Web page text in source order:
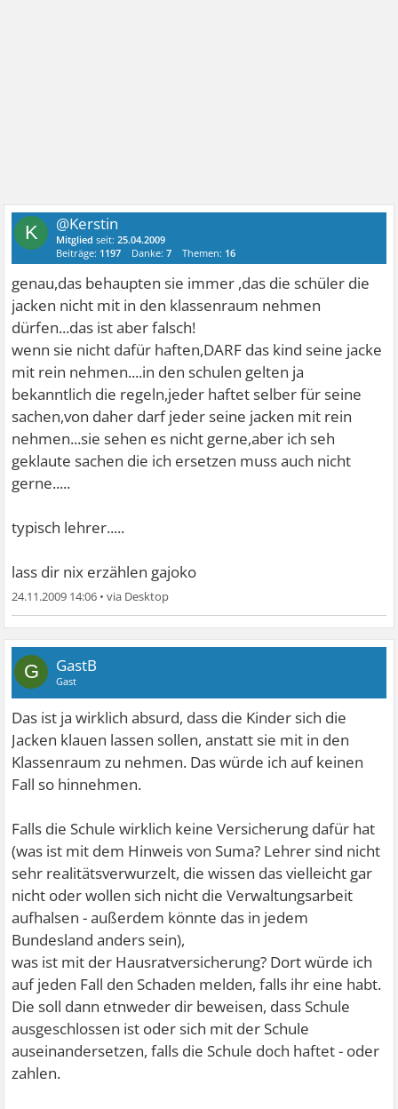
K @Kerstin
Mitglied seit:25.04.2009
Beiträge: 1197 Danke:7 Themen: 16
genau,das behaupten sie immer ,das die schüler die
jacken nicht mit in den klassenraum nehmen
dürfen...das ist aber falsch!
wenn sie nicht dafür haften,DARF das kind seine jacke
mit rein nehmen....in den schulen gelten ja
bekanntlich die regeln,jeder haftet selber für seine
sachen,von daher darf jeder seine jacken mit rein
nehmen...sie sehen es nicht gerne,aber ich seh
geklaute sachen die ich ersetzen muss auch nicht
gerne.....
typisch lehrer.....
lass dir nix erzählen gajoko
24.11.2009 14:06 •
G GastB
Gast
Das ist ja wirklich absurd, dass die Kinder sich die
Jacken klauen lassen sollen, anstatt sie mit in den
Klassenraum zu nehmen. Das würde ich auf keinen
Fall so hinnehmen.
Falls die Schule wirklich keine Versicherung dafür hat
(was ist mit dem Hinweis von Suma? Lehrer sind nicht
sehr realitätsverwurzelt, die wissen das vielleicht gar
nicht oder wollen sich nicht die Verwaltungsarbeit
aufhalsen- außerdem könnte das in jedem
Bundesland anders sein),
was ist mit der Hausratversicherung? Dort würde ich
auf jeden Fall den Schaden melden, falls ihr eine habt.
Die soll dann etnweder dir beweisen, dass Schule
ausgeschlossen ist oder sich mit der Schule
auseinandersetzen, falls die Schule doch haftet - oder
zahlen.